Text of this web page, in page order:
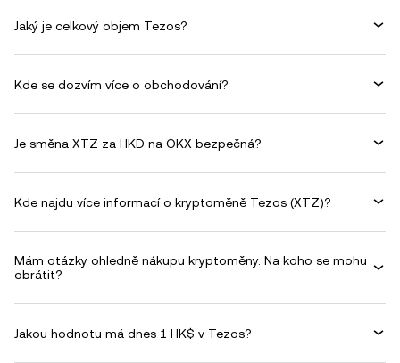
Jaký je celkový objem Tezos?
Kde se dozvím více o obchodování?
Je směna XTZ za HKD na OKX bezpečná?
Kde najdu více informací o kryptoměně Tezos (XTZ)?
Mám otázky ohledně nákupu kryptoměny. Na koho se mohu
obrátit?
Jakou hodnotu má dnes 1 HK$ v Tezos?